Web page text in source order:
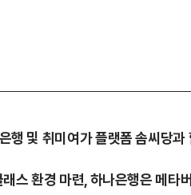
행 및 취미여가 플랫폼 솜씨당
래스 환경 마련, 하나은행은 메타